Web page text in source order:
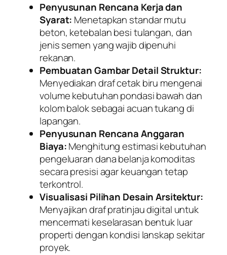
Penyusunan Rencana Kerja dan
Syarat: Menetapkan standar mutu
beton, ketebalan besi tulangan, dan
jenis semen yang wajib dipenuhi
rekanan.
Pembuatan Gambar Detail Struktur:
Menyediakan draf cetak biru mengenai
volume kebutuhan pondasi bawah dan
kolom balok sebagai acuan tukang di
lapangan.
Penyusunan Rencana Anggaran
Biaya:Menghitung estimasi kebutuhan
pengeluaran dana belanja komoditas
secara presisi agar keuangan tetap
terkontrol.
Visualisasi Pilihan Desain Arsitektur:
Menyajikan draf pratinjau digital untuk
mencermati keselarasan bentuk luar
properti dengan kondisi lanskap sekitar
proyek.